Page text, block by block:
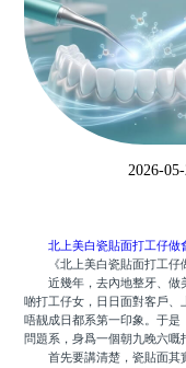
N
2026-
北上美白瓷貼面打工仔做
《北上美白瓷貼面打工仔
近幾年，去內地整牙、做
啲打工仔女，日日面對客戶
唔靓成日都系第一印象。于是
問題系，身爲一個朝九晚六嘅
首先要講清楚，瓷貼面其